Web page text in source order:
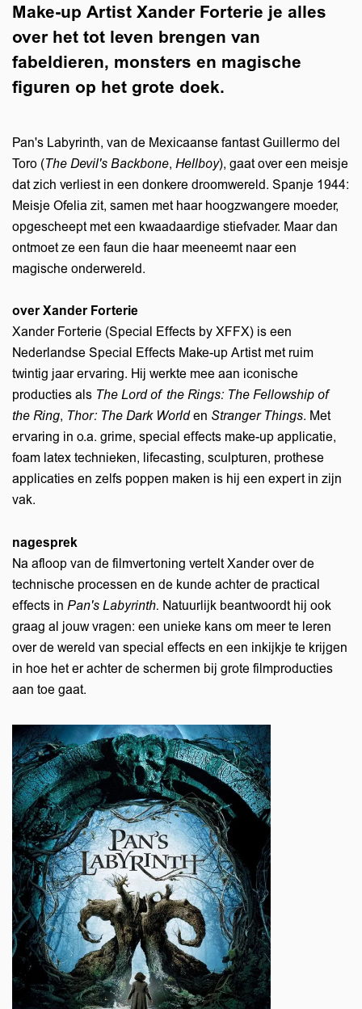
Make-up Artist Xander Forterie je alles
over het tot leven brengen van
fabeldieren, monsters en magische
figuren op het grote doek.
Pan's Labyrinth, van de Mexicaanse fantast Guillermo del
Toro (The Devil's Backbone, Hellboy), gaat over een meisje
dat zich verliest in een donkere droomwereld. Spanje 1944:
Meisje Ofelia zit, samen met haar hoogzwangere moeder,
opgescheept met een kwaadaardige stiefvader. Maar dan
ontmoet ze een faun die haar meeneemt naar een
magische onderwereld.
over Xander Forterie
Xander Forterie (Special Effects by XFFX) is een
Nederlandse Special Effects Make-up Artist met ruim
twintig jaar ervaring. Hij werkte mee aan iconische
producties als The Lord of the Rings: The Fellowship of
the Ring, Thor: The Dark Worlden Stranger Things. Met
ervaring in o.a. grime, special effects make-up applicatie,
foam latex technieken, lifecasting, sculpturen, prothese
applicaties en zelfs poppen maken is hij een expert in zijn
vak.
nagesprek
Na afloop van de filmvertoning vertelt Xander over de
technische processen en de kunde achter de practical
effects in Pan's Labyrinth. Natuurlijk beantwoordt hij ook
graag al jouw vragen: een unieke kans om meer te leren
over de wereld van special effects en een inkijkje te krijgen
in hoe het er achter de schermen bij grote filmproducties
aan toe gaat.